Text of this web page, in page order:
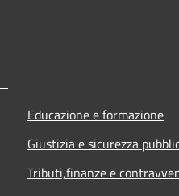
Educazione e formazione
Giustizia e sicurezza
Tributi,finanze e